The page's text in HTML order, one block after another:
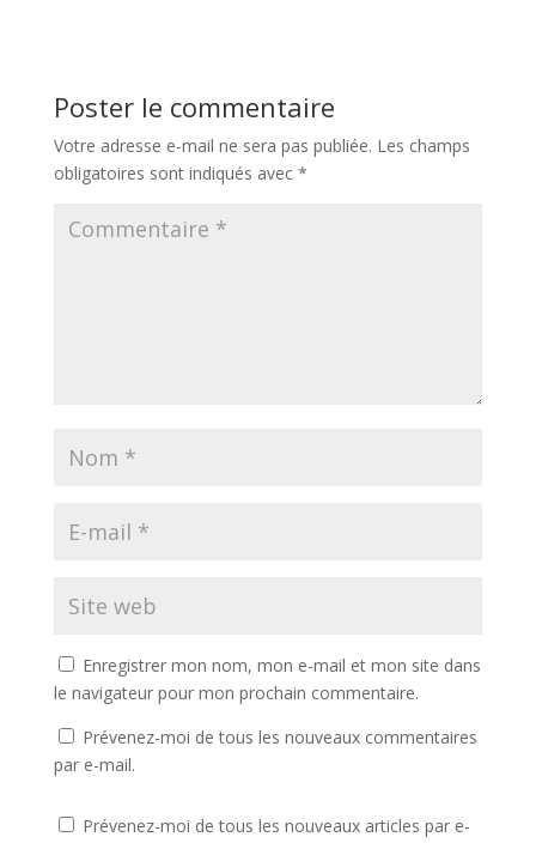
Poster le commentaire
Votre adresse e-mail ne sera pas publiée. Les champs
obligatoires sont indiqués avec *
Enregistrer mon nom, mon e-mail et mon site dans
le navigateur pour mon prochain commentaire.
Prévenez-moi de tous les nouveaux commentaires
par e-mail.
Prévenez-moi de tous les nouveaux articles par e-